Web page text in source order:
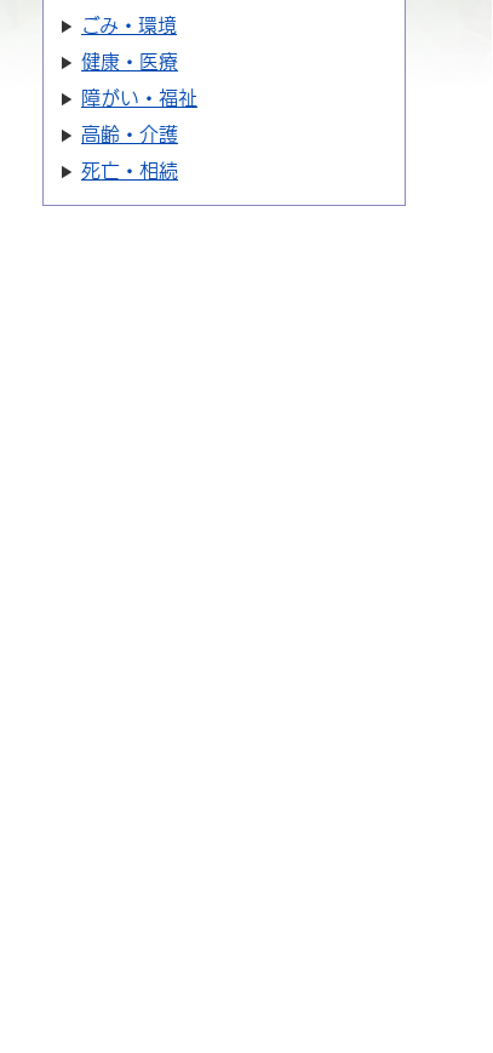
ごみ・環境
健康・医療
障がい・福祉
高齢・介護
死亡・相続